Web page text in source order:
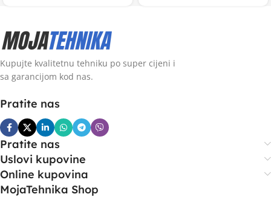
Kupujte kvalitetnu tehniku po super cijeni i
sa garancijom kod nas.
Pratite nas
Pratite nas
Uslovi kupovine
Online kupovina
MojaTehnika Shop